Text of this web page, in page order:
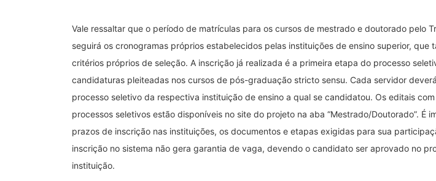
Vale ressaltar que o período de matrículas para os cursos de mestrado e doutorado pelo
seguirá os cronogramas próprios estabelecidos pelas instituições de ensino superior, que
critérios próprios de seleção. A inscrição já realizada é a primeira etapa do processo
candidaturas pleiteadas nos cursos de pós-graduação stricto sensu. Cada servidor
processo seletivo da respectiva instituição de ensino a qual se candidatou. Os editais
processos seletivos estão disponíveis no site do projeto na aba “Mestrado/Doutorado”. É
prazos de inscrição nas instituições, os documentos e etapas exigidas para sua
inscrição no sistema não gera garantia de vaga, devendo o candidato ser aprovado no
instituição.